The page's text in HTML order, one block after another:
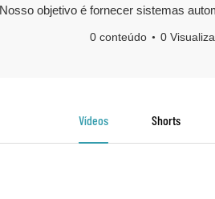
objetivo é fornecer sistemas
0 conteúdo 0
Vídeos Shorts